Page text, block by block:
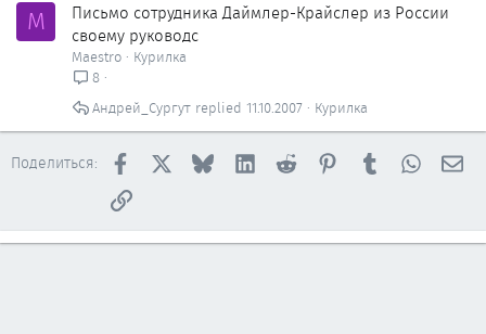
M
Письмо сотрудника Даймлер-Крайслер из России
своему руководс
Maestro
Курилка
8
Курилка
11.10.2007
Андрей_Сургут
Поделиться: Facebook BlueskyLinkedInReddit PinterestTumblr
Ссылка